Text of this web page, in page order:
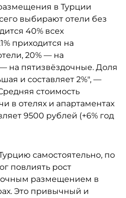
в Турции
выбирают отели без
40% всех
приходится на
20% — на
на пятизвёздочные. Доля
и составляет 2%", —
стоимость
в отелях и апартаментах
9500 рублей (+6% год
самостоятельно, по
повлиять рост
размещением в
Это привычный и